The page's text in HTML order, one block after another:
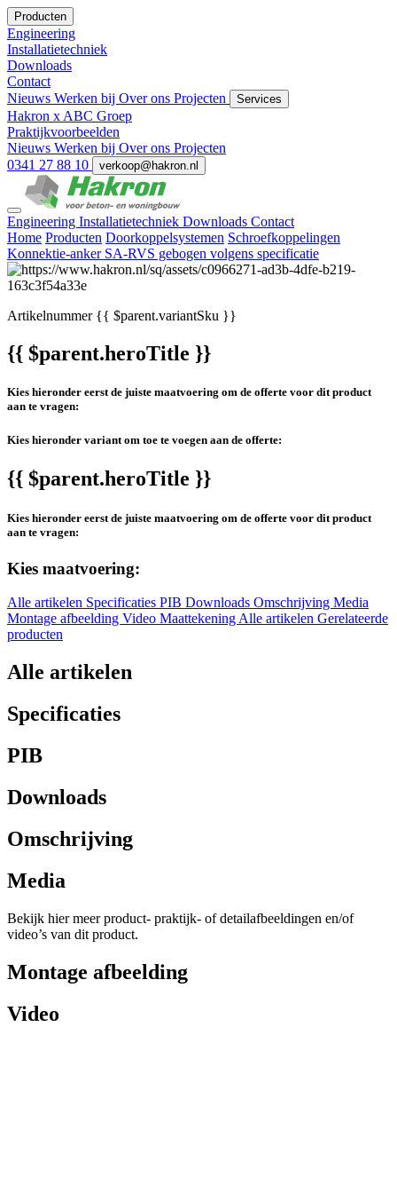
Producten
Engineering
Installatietechniek
Downloads
Contact
Nieuws Werken bij Over ons Projecten Services
Hakron x ABC Groep
Praktijkvoorbeelden
Nieuws Werken bij Over ons Projecten
0341 27 88 10
verkoop@hakron.nl
Engineering Installatietechniek Downloads Contact
Home Producten Doorkoppelsystemen Schroefkoppelingen
Konnektie-anker SA-RVS gebogen volgens specificatie
Artikelnummer{{ $parent.variantSku }}
{{ $parent.heroTitle }}
Kies hieronder eerst de juiste maatvoering om de offerte voor dit product
aan te vragen:
Kies hieronder variant om toe te voegen aan de offerte:
{{ $parent.heroTitle }}
Kies hieronder eerst de juiste maatvoering om de offerte voor dit product
aan te vragen:
Kies maatvoering:
Alle artikelen Specificaties PIB Downloads Omschrijving Media
Montage afbeelding Video MaattekeningAlle artikelen Gerelateerde
producten
Alle artikelen
Specificaties
PIB
Downloads
Omschrijving
Media
Bekijk hier meer product- praktijk- of detailafbeeldingen en/of
video’s van dit product.
Montage afbeelding
Video